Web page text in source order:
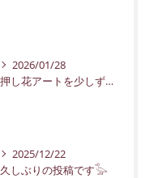
2026/01/28
押し花アートを少しずつ紹介していきます。
2025/12/22
久しぶりの投稿です𓅭